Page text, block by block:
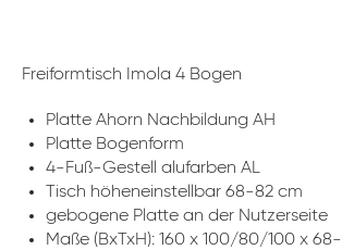
Freiformtisch Imola 4 Bogen
Platte Ahorn Nachbildung AH
Platte Bogenform
4-Fuß-Gestell alufarben AL
Tisch höheneinstellbar 68-82 cm
gebogene Platte an der Nutzerseite
Maße (BxTxH): 160 x 100/80/100 x 68-